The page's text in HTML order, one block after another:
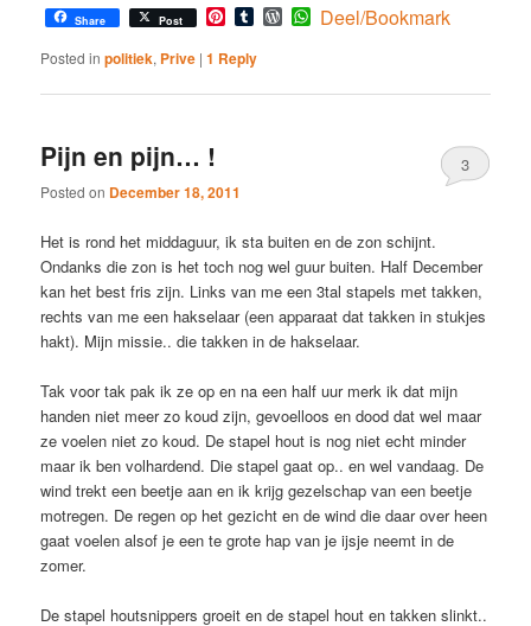
Share Post Pinterest
TumblrWordPress
WhatsApp
Deel/Bookmark
Posted in politiek, Prive |1 Reply
Pijn en pijn… !
Posted on December 18, 2011
3
Het is rond het middaguur, ik sta buiten en de zon schijnt.
Ondanks die zon is het toch nog wel guur buiten. Half December
kan het best fris zijn. Links van me een 3tal stapels met takken,
rechts van me een hakselaar (een apparaat dat takken in stukjes
hakt). Mijn missie.. die takken in de hakselaar.
Tak voor tak pak ik ze op en na een half uur merk ik dat mijn
handen niet meer zo koud zijn, gevoelloos en dood dat wel maar
ze voelen niet zo koud. De stapel hout is nog niet echt minder
maar ik ben volhardend. Die stapel gaat op.. en wel vandaag. De
wind trekt een beetje aan en ik krijg gezelschap van een beetje
motregen. De regen op het gezicht en de wind die daar over heen
gaat voelen alsof je een te grote hap van je ijsje neemt in de
zomer.
De stapel houtsnippers groeit en de stapel hout en takken slinkt..